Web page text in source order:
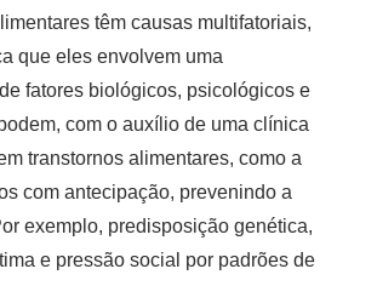
têm causas multifatoriais,
que eles envolvem uma
fatores biológicos, psicológicos e
com o auxílio de uma clínica
transtornos alimentares, como a
com antecipação, prevenindo a
exemplo, predisposição genética,
e pressão social por padrões de